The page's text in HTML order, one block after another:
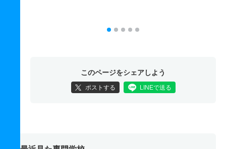
このページをシェアしよう
ポストする LINEで送る